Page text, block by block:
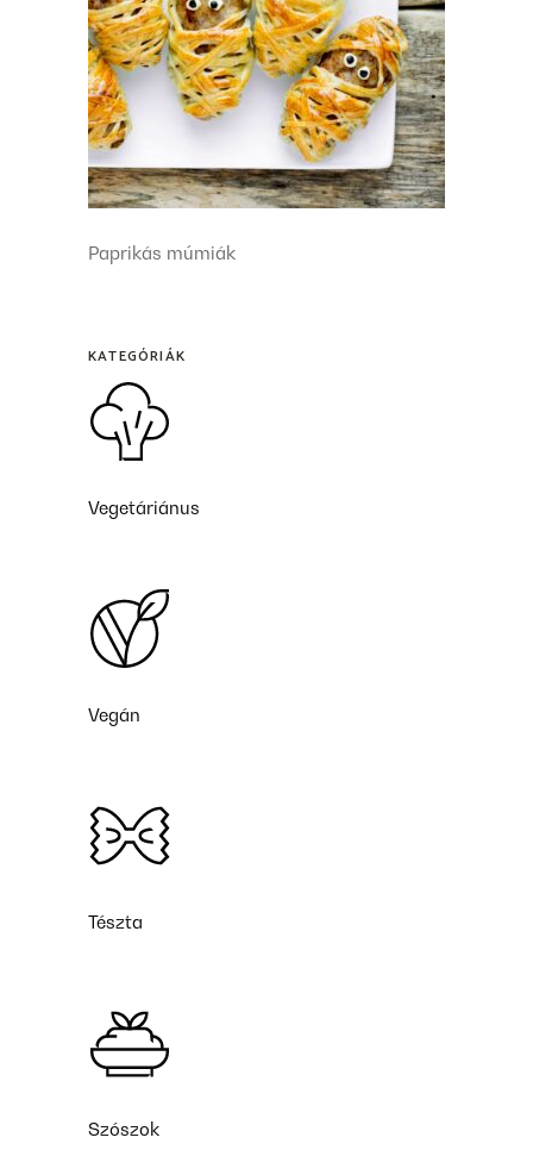
Paprikás múmiák
KATEGÓRIÁK
Vegetáriánus
Vegán
Tészta
Szószok